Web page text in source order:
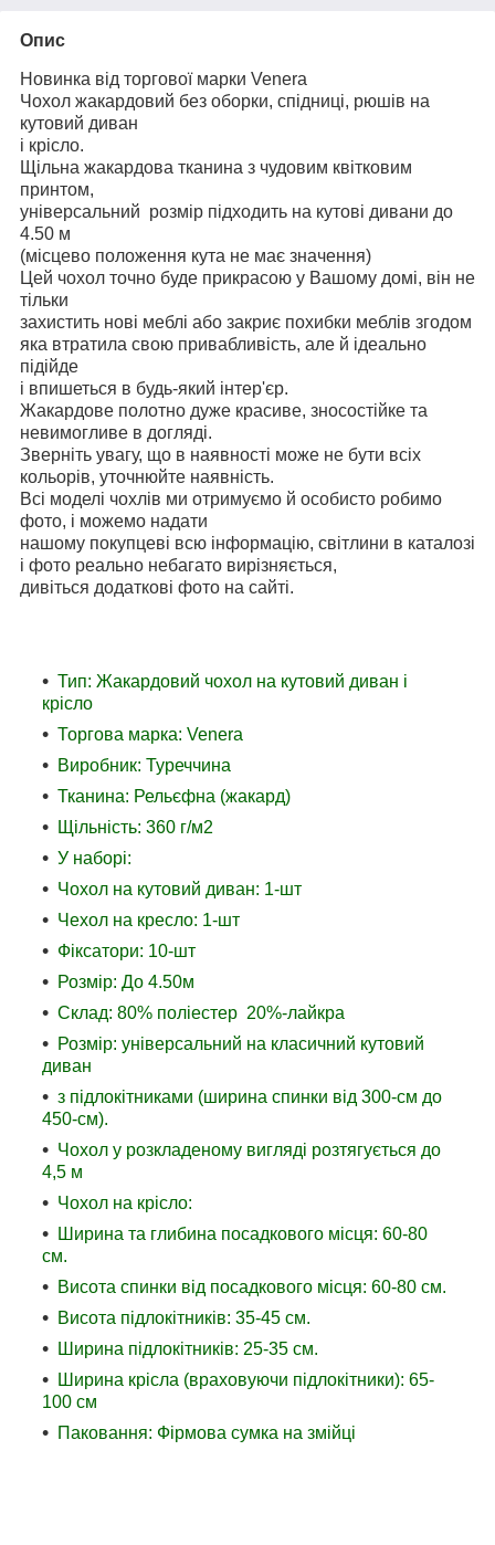
Опис
Новинка від торгової марки Venera
Чохол жакардовий без оборки, спідниці, рюшів на
кутовий диван
і крісло.
Щільна жакардова тканина з чудовим квітковим
принтом,
універсальний розмір підходить на кутові дивани до
4.50 м
(місцево положення кута не має значення)
Цей чохол точно буде прикрасою у Вашому домі, він не
тільки
захистить нові меблі або закриє похибки меблів згодом
яка втратила свою привабливість, але й ідеально
підійде
і впишеться в будь-який інтер'єр.
Жакардове полотно дуже красиве, зносостійке та
невимогливе в догляді.
Зверніть увагу, що в наявності може не бути всіх
кольорів, уточнюйте наявність.
Всі моделі чохлів ми отримуємо й особисто робимо
фото, і можемо надати
нашому покупцеві всю інформацію, світлини в каталозі
і фото реально небагато вирізняється,
дивіться додаткові фото на сайті.
Тип: Жакардовий чохол на кутовий диван і
крісло
Торгова марка: Venera
Виробник: Туреччина
Тканина: Рельєфна (жакард)
Щільність: 360 г/м2
У наборі:
Чохол на кутовий диван: 1-шт
Чехол на кресло: 1-шт
Фіксатори: 10-шт
Розмір: До 4.50м
Склад: 80% поліестер 20%-лайкра
Розмір: універсальний на класичний кутовий
диван
з підлокітниками (ширина спинки від 300-см до
450-см).
Чохол у розкладеному вигляді розтягується до
4,5 м
Чохол на крісло:
Ширина та глибина посадкового місця: 60-80
см.
Висота спинки від посадкового місця: 60-80 см.
Висота підлокітників: 35-45 см.
Ширина підлокітників: 25-35 см.
Ширина крісла (враховуючи підлокітники): 65-
100 см
Паковання: Фірмова сумка на змійці